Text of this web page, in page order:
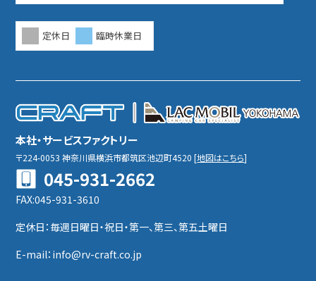
定休日 臨時休業日
本社・サービスファクトリー
〒224-0053神奈川県横浜市都筑区池辺町4520[地図はこちら]
045-931-2662
FAX:045-931-3610
定休日：毎週日曜日・祝日・第一、第三、第五土曜日
E-mail：info@rv-craft.co.jp